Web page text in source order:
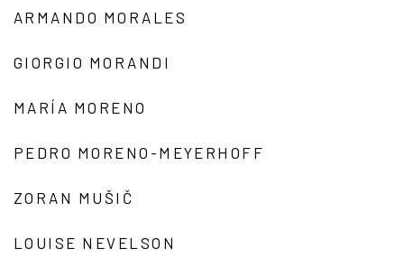
ARMANDO MORALES
GIORGIO MORANDI
MARÍA MORENO
PEDRO MORENO-MEYERHOFF
ZORAN MUŠIČ
LOUISE NEVELSON